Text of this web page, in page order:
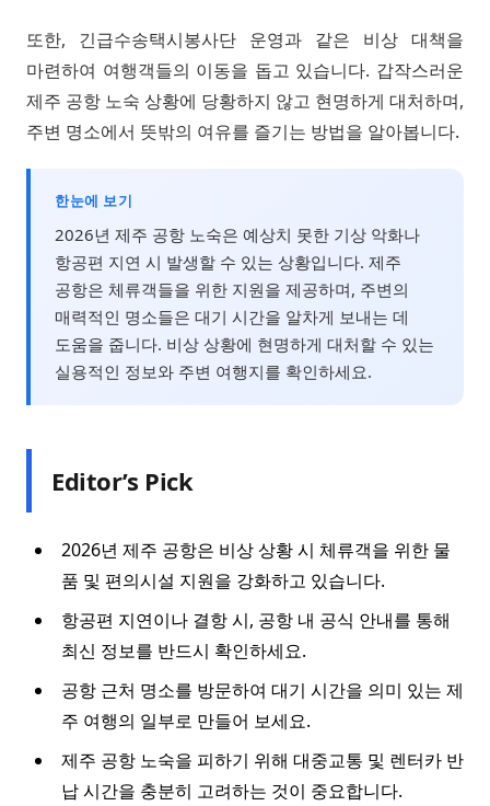
또한, 긴급수송택시봉사단 운영과 같은 비상 대책을
마련하여 여행객들의 이동을 돕고 있습니다. 갑작스러운
제주 공항 노숙 상황에 당황하지 않고 현명하게 대처하며,
주변 명소에서 뜻밖의 여유를 즐기는 방법을 알아봅니다.
한눈에 보기
2026년 제주 공항 노숙은 예상치 못한 기상 악화나
항공편 지연 시 발생할 수 있는 상황입니다. 제주
공항은 체류객들을 위한 지원을 제공하며, 주변의
매력적인 명소들은 대기 시간을 알차게 보내는 데
도움을 줍니다. 비상 상황에 현명하게 대처할 수 있는
실용적인 정보와 주변 여행지를 확인하세요.
Editor’s Pick
2026년 제주 공항은 비상 상황 시 체류객을 위한 물
품 및 편의시설 지원을 강화하고 있습니다.
항공편 지연이나 결항 시, 공항 내 공식 안내를 통해
최신 정보를 반드시 확인하세요.
공항 근처 명소를 방문하여 대기 시간을 의미 있는 제
주 여행의 일부로 만들어 보세요.
제주 공항 노숙을 피하기 위해 대중교통 및 렌터카 반
납 시간을 충분히 고려하는 것이 중요합니다.